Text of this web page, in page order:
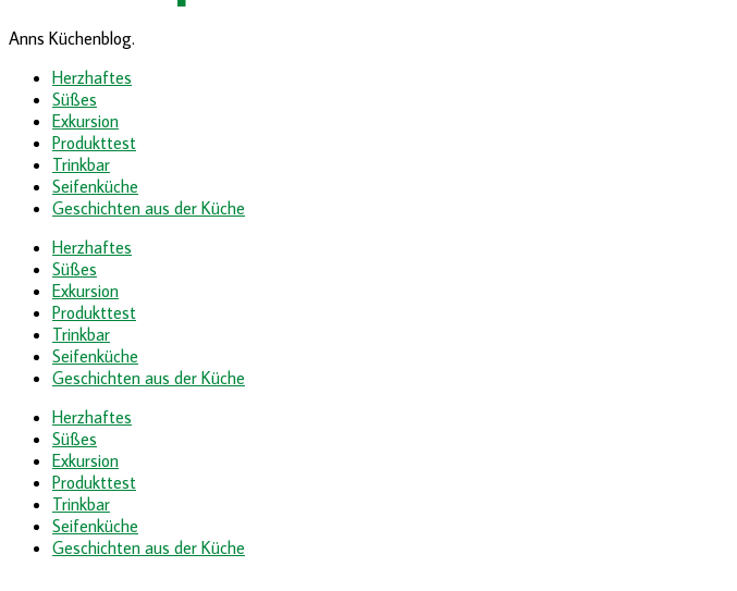
Anns Küchenblog.
Herzhaftes
Süßes
Exkursion
Produkttest
Trinkbar
Seifenküche
Geschichten aus der Küche
Herzhaftes
Süßes
Exkursion
Produkttest
Trinkbar
Seifenküche
Geschichten aus der Küche
Herzhaftes
Süßes
Exkursion
Produkttest
Trinkbar
Seifenküche
Geschichten aus der Küche